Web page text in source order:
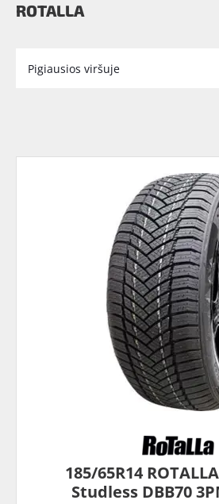
ROTALLA
185/65R14
Studless DBB70